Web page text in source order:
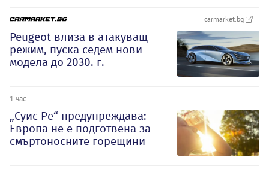
carmarket.bg
Peugeot влиза в атакуващ
режим, пуска седем нови
модела до 2030. г.
1 час
„Суис Ре“ предупреждава:
Европа не е подготвена за
смъртоносните горещини